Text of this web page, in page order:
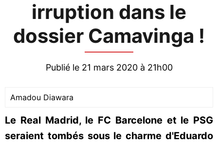
irruption dans le
dossier Camavinga !
Publié le 21 mars 2020 à 21h00
Amadou Diawara
Le Real Madrid, le FC Barcelone et le PSG
seraient tombés sous le charme d'Eduardo